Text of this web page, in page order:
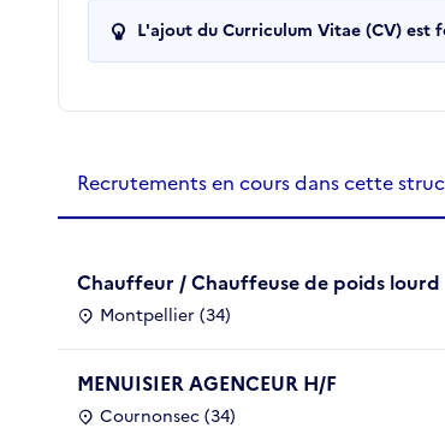
L'ajout du Curriculum Vitae (CV)
Recrutements de la structure
Recrutements en cours dans cette
Chauffeur / Chauffeuse de poids lourd
Montpellier (34)
MENUISIER AGENCEUR H/F
Cournonsec (34)